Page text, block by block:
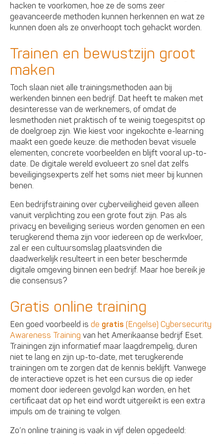
hacken te voorkomen, hoe ze de soms zeer
geavanceerde methoden kunnen herkennen en wat ze
kunnen doen als ze onverhoopt toch gehackt worden.
Trainen en bewustzijn groot
maken
Toch slaan niet alle trainingsmethoden aan bij
werkenden binnen een bedrijf. Dat heeft te maken met
desinteresse van de werknemers, of omdat de
lesmethoden niet praktisch of te weinig toegespitst op
de doelgroep zijn. Wie kiest voor ingekochte e-learning
maakt een goede keuze: die methoden bevat visuele
elementen, concrete voorbeelden en blijft vooral up-to-
date. De digitale wereld evolueert zo snel dat zelfs
beveiligingsexperts zelf het soms niet meer bij kunnen
benen.
Een bedrijfstraining over cyberveiligheid geven alleen
vanuit verplichting zou een grote fout zijn. Pas als
privacy en beveiliging serieus worden genomen en een
terugkerend thema zijn voor iedereen op de werkvloer,
zal er een cultuursomslag plaatsvinden die
daadwerkelijk resulteert in een beter beschermde
digitale omgeving binnen een bedrijf. Maar hoe bereik je
die consensus?
Gratis online training
Een goed voorbeeld isde gratis (Engelse) Cybersecurity
Awareness Training van het Amerikaanse bedrijf Eset.
Trainingen zijn informatief maar laagdrempelig, duren
niet te lang en zijn up-to-date, met terugkerende
trainingen om te zorgen dat de kennis beklijft. Vanwege
de interactieve opzet is het een cursus die op ieder
moment door iedereen gevolgd kan worden, en het
certificaat dat op het eind wordt uitgereikt is een extra
impuls om de training te volgen.
Zo’n online training is vaak in vijf delen opgedeeld: